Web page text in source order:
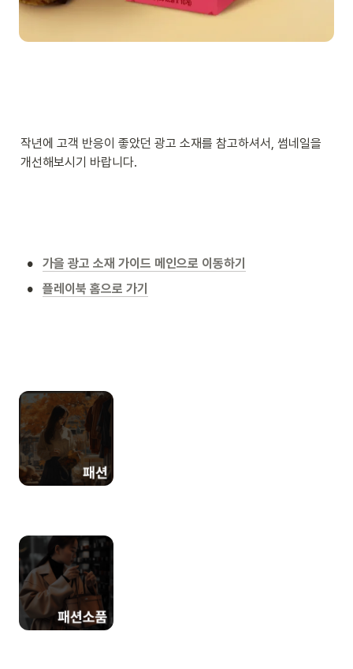
작년에 고객 반응이 좋았던 광고 소재를 참고하셔서, 썸네일을
개선해보시기 바랍니다.
• 가을 광고 소재 가이드 메인으로 이동하기
• 플레이북 홈으로 가기